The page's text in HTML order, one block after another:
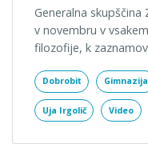
Generalna
v novembru v
filozofije, k
Dobrobit Gimnazija
Uja Irgolič Video